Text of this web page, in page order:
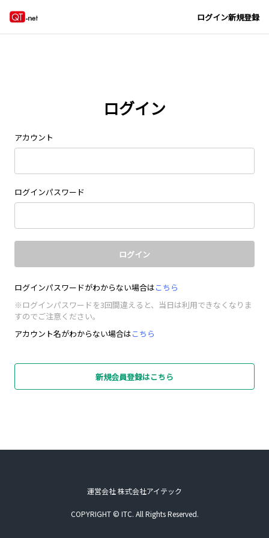
ログイン新規登録
ログイン
アカウント
ログインパスワード
ログイン
ログインパスワードがわからない場合はこちら
※ログインパスワードを3回間違えると、当日は利用できなくなりま
すのでご注意ください。
アカウント名がわからない場合はこちら
新規会員登録はこちら
運営会社 株式会社アイテック
COPYRIGHT © ITC. All Rights Reserved.